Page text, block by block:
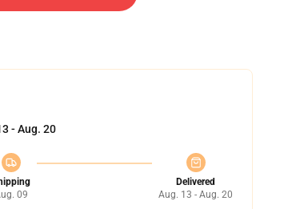
- Aug. 20
09
Delivered
Aug. 13 - Aug. 20